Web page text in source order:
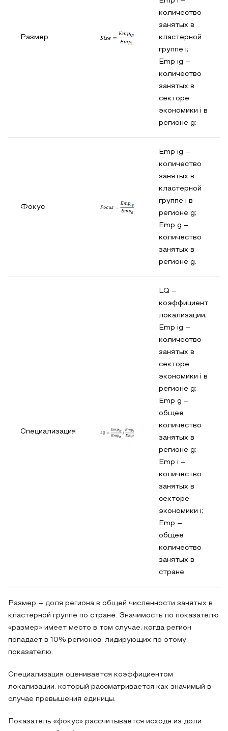
Размер
количество
занятых в
кластерной
группе i;
Emp ig –
количество
занятых в
секторе
экономики i в
регионе g;
Фокус
Emp ig –
количество
занятых в
кластерной
группе i в
регионе g;
Emp g –
количество
занятых в
регионе g.
Специализация
LQ –
коэффициент
локализации;
Emp ig –
количество
занятых в
секторе
экономики i в
регионе g;
Emp g –
общее
количество
занятых в
регионе g;
Emp i –
количество
занятых в
секторе
экономики i;
Emp –
общее
количество
занятых в
стране.
Размер – доля региона в общей численности занятых в
кластерной группе по стране. Значимость по показателю
«размер» имеет место в том случае, когда регион
попадает в 10% регионов, лидирующих по этому
показателю.
Специализация оценивается коэффициентом
локализации, который рассматривается как значимый в
случае превышения единицы.
Показатель «фокус» рассчитывается исходя из доли